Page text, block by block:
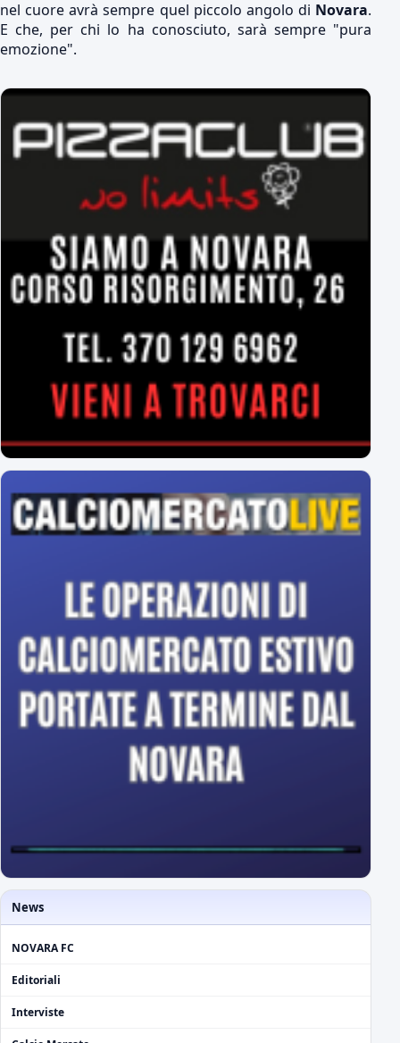
News
NOVARA FC
Editoriali
Interviste
nel cuore avrà sempre quel piccolo angolo di Novara.
E che, per chi lo ha conosciuto, sarà sempre "pura
emozione".